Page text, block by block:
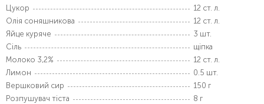
Цукор
12 ст. л.
Олія соняшникова
12 ст. л.
Яйце куряче
3 шт.
Сіль
щіпка
Молоко 3,2%
12 ст. л.
Лимон
0.5 шт.
Вершковий сир
150 г
Розпушувач тіста
8 г